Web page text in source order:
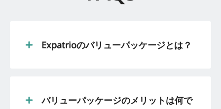
Expatrioのバリューパッケージとは？
バリューパッケージのメリットは何で